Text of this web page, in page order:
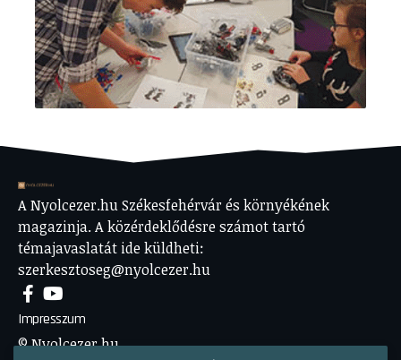
A Nyolcezer.hu Székesfehérvár és környékének
magazinja. A közérdeklődésre számot tartó
témajavaslatát ide küldheti:
szerkesztoseg@nyolcezer.hu
Impresszum
© Nyolcezer.hu